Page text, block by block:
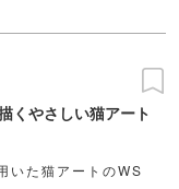
くやさしい猫アート
いた猫アートのWS